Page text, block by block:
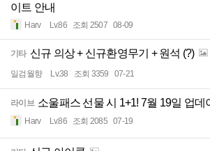
이트 안내
Harv Lv.86 조회 2507 08-09
기타 신규 의상 + 신규환영무기 + 원석 (?)
일검월향 Lv.38 조회 3359 07-21
라이브 소울패스 선물 시 1+1! 7월 19일 업데
Harv Lv.86 조회 2085 07-19